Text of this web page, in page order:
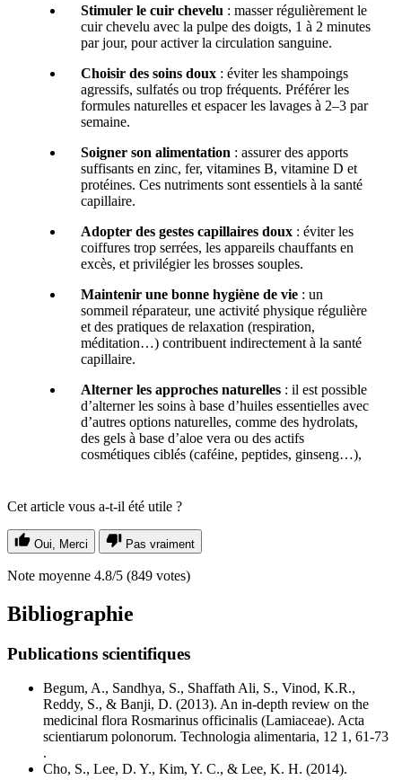
Stimuler le cuir chevelu : masser régulièrement le
cuir chevelu avec la pulpe des doigts, 1 à 2 minutes
par jour, pour activer la circulation sanguine.
Choisir des soins doux : éviter les shampoings
agressifs, sulfatés ou trop fréquents. Préférer les
formules naturelles et espacer les lavages à 2–3 par
semaine.
Soigner son alimentation : assurer des apports
suffisants en zinc, fer, vitamines B, vitamine D et
protéines. Ces nutriments sont essentiels à la santé
capillaire.
Adopter des gestes capillaires doux : éviter les
coiffures trop serrées, les appareils chauffants en
excès, et privilégier les brosses souples.
Maintenir une bonne hygiène de vie : un
sommeil réparateur, une activité physique régulière
et des pratiques de relaxation (respiration,
méditation…) contribuent indirectement à la santé
capillaire.
Alterner les approches naturelles : il est possible
d’alterner les soins à base d’huiles essentielles avec
d’autres options naturelles, comme des hydrolats,
des gels à base d’aloe vera ou des actifs
cosmétiques ciblés (caféine, peptides, ginseng…),
Cet article vous a-t-il été utile ?
Oui, Merci Pas vraiment
Note moyenne 4.8/5 (849 votes)
Bibliographie
Publications scientifiques
Begum, A., Sandhya, S., Shaffath Ali, S., Vinod, K.R.,
Reddy, S., & Banji, D. (2013). An in-depth review on the
medicinal flora Rosmarinus officinalis (Lamiaceae). Acta
scientiarum polonorum. Technologia alimentaria, 12 1, 61-73
.
Cho, S., Lee, D. Y., Kim, Y. C., & Lee, K. H. (2014).